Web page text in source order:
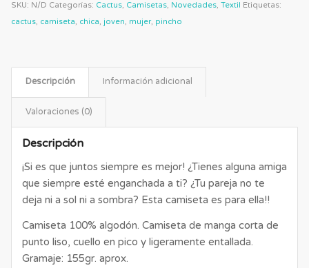
SKU: N/D Categorías: Cactus, Camisetas, Novedades, Textil Etiquetas:
cactus, camiseta, chica, joven, mujer, pincho
Descripción Información adicional
Valoraciones (0)
Descripción
¡Si es que juntos siempre es mejor! ¿Tienes alguna amiga
que siempre esté enganchada a ti? ¿Tu pareja no te
deja ni a sol ni a sombra? Esta camiseta es para ella!!
Camiseta 100% algodón. Camiseta de manga corta de
punto liso, cuello en pico y ligeramente entallada.
Gramaje: 155gr. aprox.